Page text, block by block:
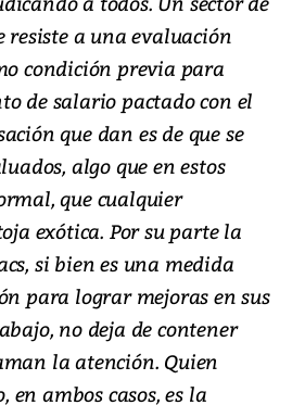
resiste a una evaluación
condición previa para
de salario pactado con el
que dan es de que se
algo que en estos
que cualquier
exótica. Por su parte la
si bien es una medida
para lograr mejoras en sus
no deja de contener
la atención. Quien
ambos casos, es la